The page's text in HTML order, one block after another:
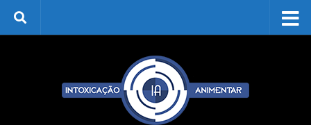
Skip to content